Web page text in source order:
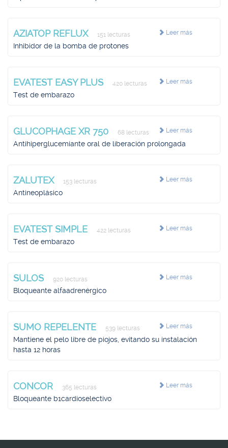
Leer más
AZIATOP REFLUX 151 lecturas
Inhibidor de la bomba de protones
Leer más
EVATEST EASY PLUS 420 lecturas
Test de embarazo
Leer más
GLUCOPHAGE XR 750 68 lecturas
Antihiperglucemiante oral de liberación prolongada
Leer más
ZALUTEX 153 lecturas
Antineoplásico
Leer más
EVATEST SIMPLE 422 lecturas
Test de embarazo
Leer más
SULOS 920 lecturas
Bloqueante alfaadrenérgico
Leer más
SUMO REPELENTE 539 lecturas
Mantiene el pelo libre de piojos, evitando su instalación
hasta 12 horas
Leer más
CONCOR 365 lecturas
Bloqueante b1cardioselectivo